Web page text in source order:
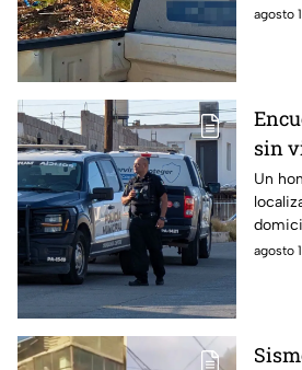
agosto
sin
las
Un
de las
agosto